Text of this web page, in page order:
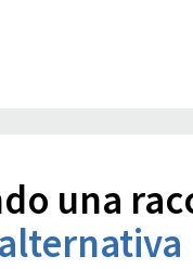
una